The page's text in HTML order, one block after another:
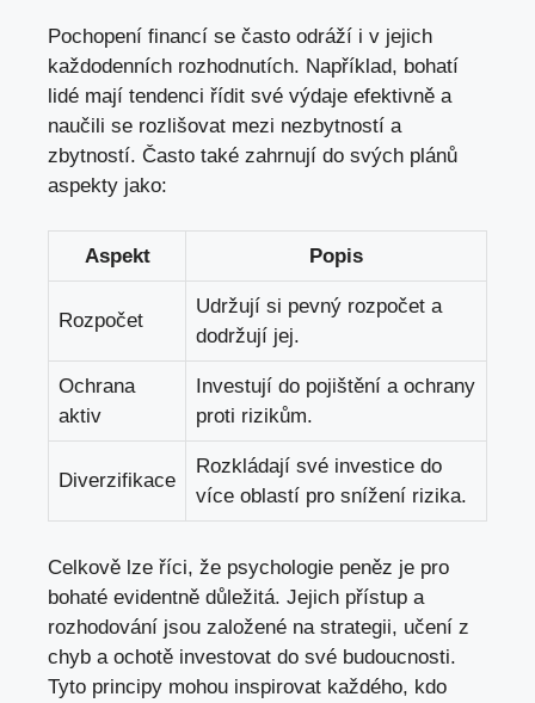
Pochopení financí se často odráží i v jejich
každodenních rozhodnutích. Například, bohatí
lidé mají tendenci řídit své výdaje efektivně a
naučili se rozlišovat mezi nezbytností a
zbytností. Často také zahrnují do svých plánů
aspekty jako:
Aspekt Popis
Rozpočet
Udržují si pevný rozpočet a
dodržují jej.
Ochrana
aktiv
Investují do pojištění a ochrany
proti rizikům.
Diverzifikace
Rozkládají své investice do
více oblastí pro snížení rizika.
Celkově lze říci, že psychologie peněz je pro
bohaté evidentně důležitá. Jejich přístup a
rozhodování jsou založené na strategii, učení z
chyb a ochotě investovat do své budoucnosti.
Tyto principy mohou inspirovat každého, kdo